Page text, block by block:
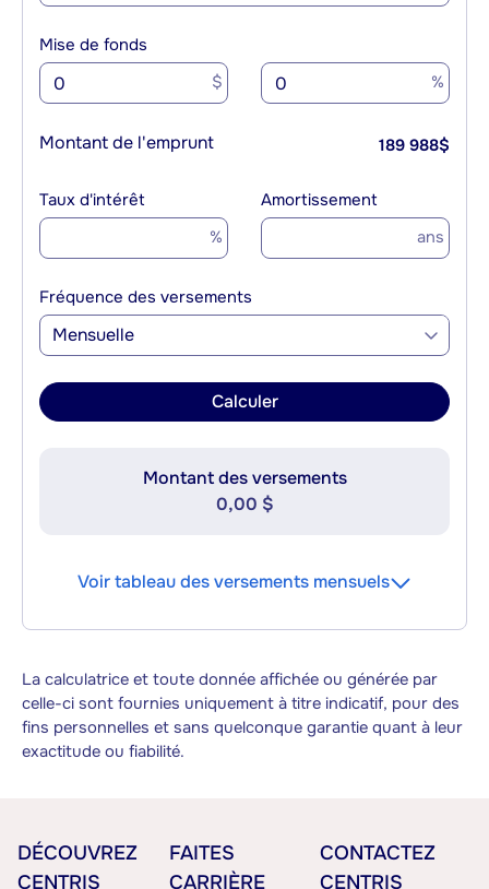
Mise de fonds
$ %
Montant de l'emprunt 189 988$
Taux d'intérêt
%
Amortissement
ans
Fréquence des versements
Mensuelle
Calculer
Montant des versements
0,00 $
Voir tableau des versements mensuels
La calculatrice et toute donnée affichée ou générée par
celle-ci sont fournies uniquement à titre indicatif, pour des
fins personnelles et sans quelconque garantie quant à leur
exactitude ou fiabilité.
DÉCOUVREZ
CENTRIS
FAITES
CARRIÈRE
CONTACTEZ
CENTRIS